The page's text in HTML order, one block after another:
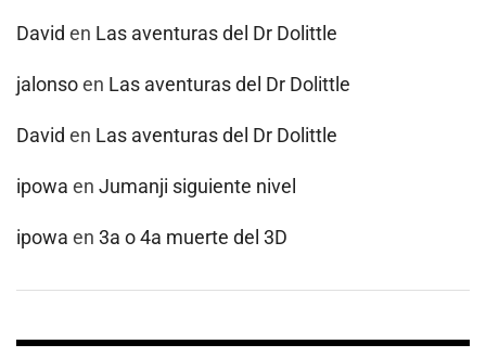
David en Las aventuras del Dr Dolittle
jalonsoen Las aventuras del Dr Dolittle
David en Las aventuras del Dr Dolittle
ipowa en Jumanji siguiente nivel
ipowa en 3a o 4a muerte del 3D